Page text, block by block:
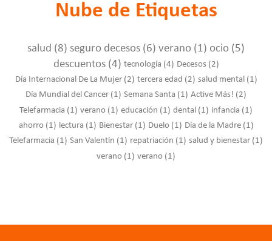
Nube de Etiquetas
salud (8) seguro decesos (6) verano (1) ocio (5)
descuentos (4) tecnología (4) Decesos (2)
Día Internacional De La Mujer (2) tercera edad (2) salud mental (1)
Día Mundial del Cancer (1) Semana Santa (1) Active Más! (2)
Telefarmacia (1) verano (1) educación (1) dental (1) infancia (1)
ahorro (1) lectura (1) Bienestar (1) Duelo (1) Día de la Madre (1)
Telefarmacia (1) San Valentín (1) repatriación (1) salud y bienestar (1)
verano (1) verano (1)